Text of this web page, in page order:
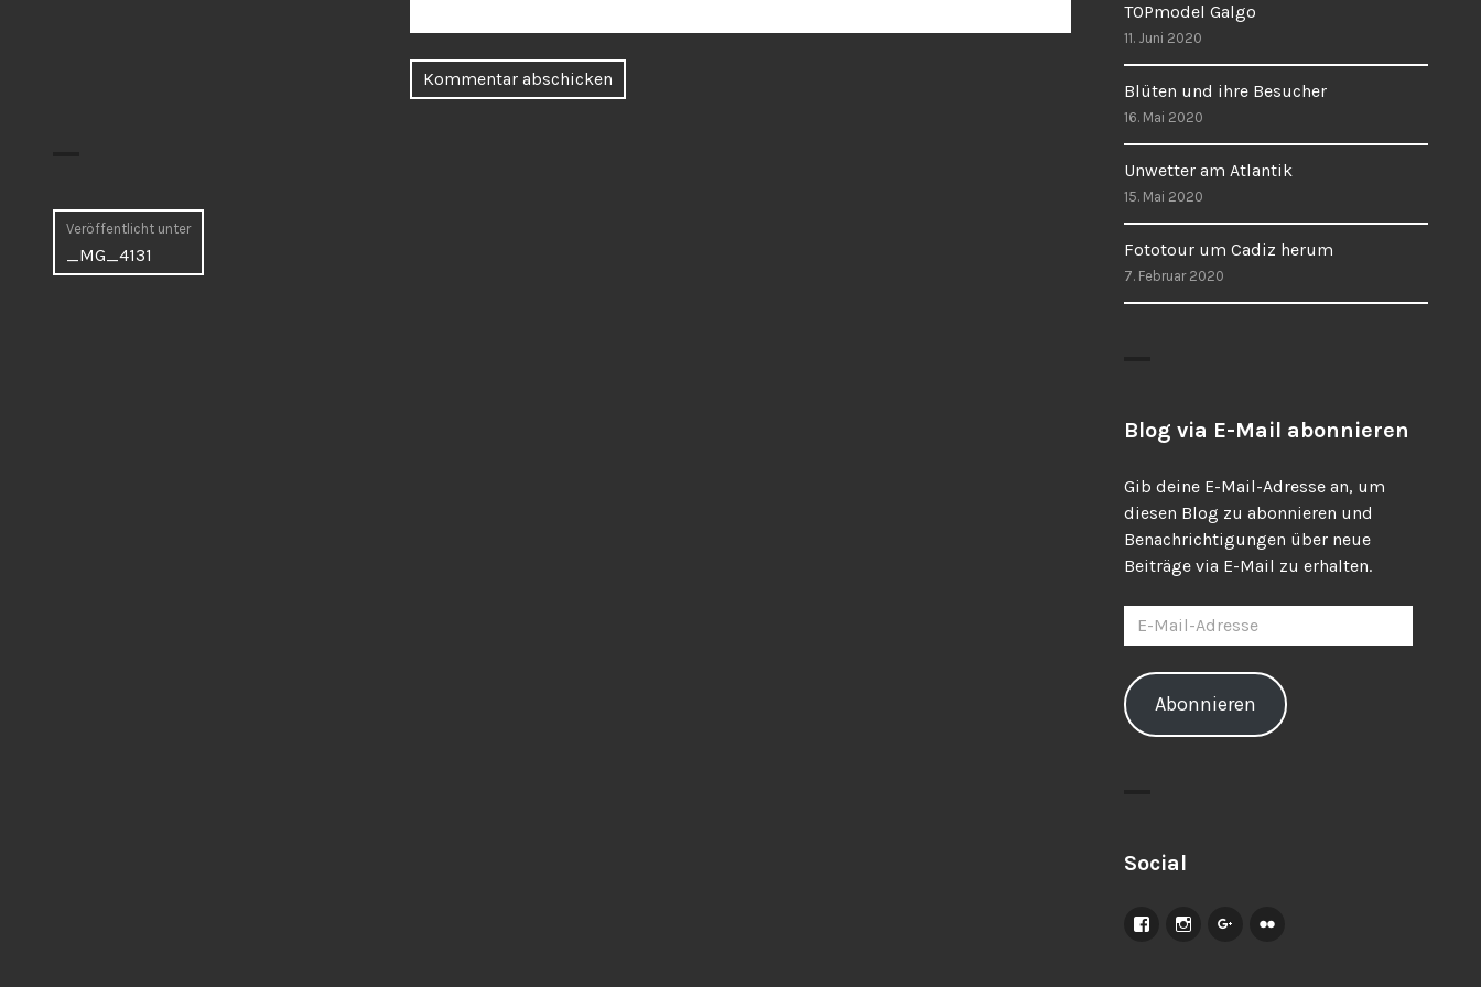
Beitragsnavigation
Veröffentlicht unter
_MG_4131
TOPmodel Galgo
11. Juni 2020
Blüten und ihre Besucher
16. Mai 2020
Unwetter am Atlantik
15. Mai 2020
Fototour um Cadiz herum
7. Februar 2020
Blog via E-Mail abonnieren
Gib deine E-Mail-Adresse an, um
diesen Blog zu abonnieren und
Benachrichtigungen über neue
Beiträge via E-Mail zu erhalten.
Mail-
Adresse
Abonnieren
Social
FacebookInstagramGoogle+